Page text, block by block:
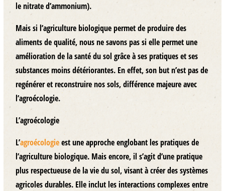
le nitrate d’ammonium).
Mais si l’agriculture biologique permet de produire des
aliments de qualité, nous ne savons pas si elle permet une
amélioration de la santé du sol grâce à ses pratiques et ses
substances moins détériorantes. En effet, son but n’est pas de
regénérer et reconstruire nos sols, différence majeure avec
l’agroécologie.
L’agroécologie
L’agroécologieest une approche englobant les pratiques de
l’agriculture biologique. Mais encore, il s’agit d’une pratique
plus respectueuse de la vie du sol, visant à créer des systèmes
agricoles durables. Elle inclut les interactions complexes entre